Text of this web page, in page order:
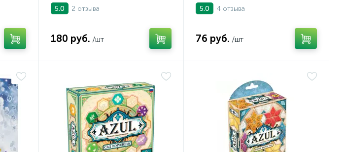
5.0 2 отзыва
180 руб. /шт
5.0 4 отзыва
76 руб. /шт